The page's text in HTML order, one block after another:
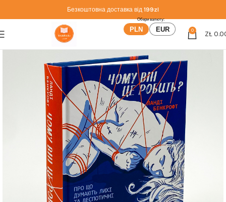
Безкоштовна доставка від 199zl
PLN EUR 0 ZŁ